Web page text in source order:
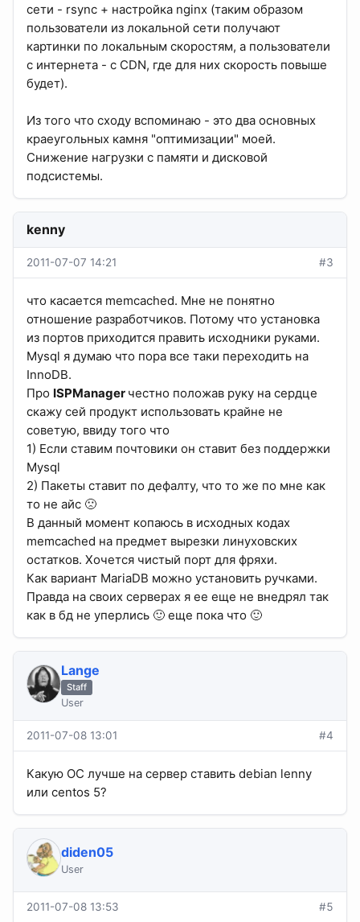
сети - rsync + настройка nginx (таким образом
пользователи из локальной сети получают
картинки по локальным скоростям, а пользователи
с интернета - с CDN, где для них скорость повыше
будет).
Из того что сходу вспоминаю - это два основных
краеугольных камня "оптимизации" моей.
Снижение нагрузки с памяти и дисковой
подсистемы.
kenny
2011-07-07 14:21 #3
что касается memcached. Мне не понятно
отношение разработчиков. Потому что установка
из портов приходится править исходники руками.
Mysql я думаю что пора все таки переходить на
InnoDB.
Про ISPManager честно положав руку на сердце
скажу сей продукт использовать крайне не
советую, ввиду того что
1) Если ставим почтовики он ставит без поддержки
Mysql
2) Пакеты ставит по дефалту, что то же по мне как
то не айс 🙁
В данный момент копаюсь в исходных кодах
memcached на предмет вырезки линуховских
остатков. Хочется чистый порт для фряхи.
Как вариант MariaDB можно установить ручками.
Правда на своих серверах я ее еще не внедрял так
как в бд не уперлись 🙂 еще пока что 🙂
Lange
Staff
User
2011-07-08 13:01 #4
Какую ОС лучше на сервер ставить debian lenny
или centos 5?
diden05
User
2011-07-08 13:53 #5